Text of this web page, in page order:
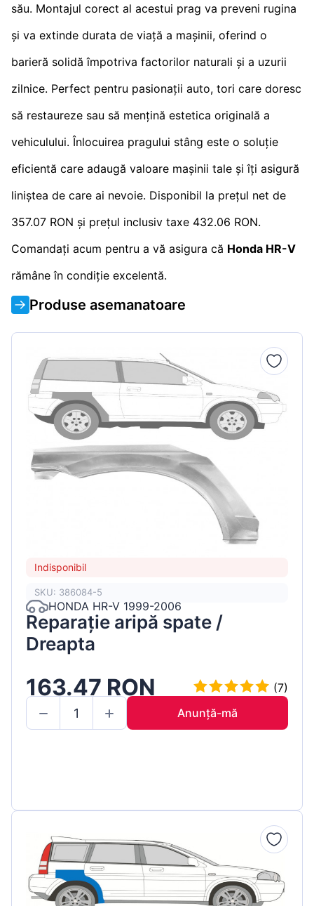
său. Montajul corect al acestui prag va preveni rugina
și va extinde durata de viață a mașinii, oferind o
barieră solidă împotriva factorilor naturali și a uzurii
zilnice. Perfect pentru pasionații auto, tori care doresc
să restaureze sau să mențină estetica originală a
vehiculului. Înlocuirea pragului stâng este o soluție
eficientă care adaugă valoare mașinii tale și îți asigură
liniștea de care ai nevoie. Disponibil la prețul net de
357.07 RON și prețul inclusiv taxe 432.06 RON.
Comandați acum pentru a vă asigura că Honda HR-V
rămâne în condiție excelentă.
Produse asemanatoare
Indisponibil
SKU: 386084-5
HONDA HR-V 1999-2006
Reparație aripă spate /
Dreapta
163.47 RON
(7)
Anunță-mă